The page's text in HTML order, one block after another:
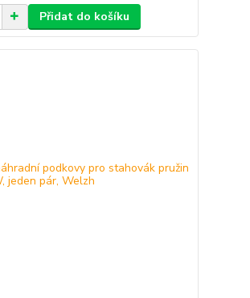
Přidat do košíku